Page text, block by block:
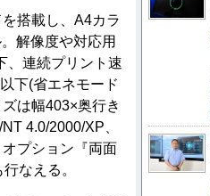
搭載し、A4カラ
解像度や対応用
、連続プリント速
下(省エネモード
は幅403×奥行き
4.0/2000/XP、
プション『両面
なえる。